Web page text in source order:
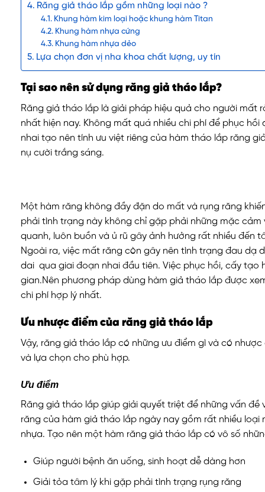
Răng giả tháo lắp gồm những loại nào ?
Khung hàm kim loại hoặc khung hàm Titan
Khung hàm nhựa cứng
Khung hàm nhựa dẻo
Lựa chọn đơn vị nha khoa chất lượng, uy tín
Tại sao nên sử dụng răng giả tháo lắp?
Răng giả tháo lắp là giải pháp hiệu quả cho người
nhất hiện nay. Không mất quá nhiều chi phí để phục
nhai tạo nên tính ưu việt riêng của hàm tháo lắp răng
nụ cười trắng sáng.
Một hàm răng không đầy đặn do mất và rụng răng
phải tình trạng này không chỉ gặp phải những mặc
quanh, luôn buồn và ủ rũ gây ảnh hưởng rất nhiều đến
Ngoài ra, việc mất răng còn gây nên tình trạng đau dạ
dai qua giai đoạn nhai đầu tiên. Việc phục hồi, cấy tạo
gian.Nên phương pháp dùng hàm giả tháo lắp được
chi phí hợp lý nhất.
Ưu nhược điểm của răng giả tháo lắp
Vậy, răng giả tháo lắp có những ưu điểm gì và có
và lựa chọn cho phù hợp.
Ưu điểm
Răng giả tháo lắp giúp giải quyết triệt để những vấn
răng của hàm giả tháo lắp ngày nay gồm rất nhiều
nhựa. Tạo nên một hàm răng giả tháo lắp có vô số
Giúp người bệnh ăn uống, sinh hoạt dễ dàng hơn
Giải tỏa tâm lý khi gặp phải tình trạng rụng răng